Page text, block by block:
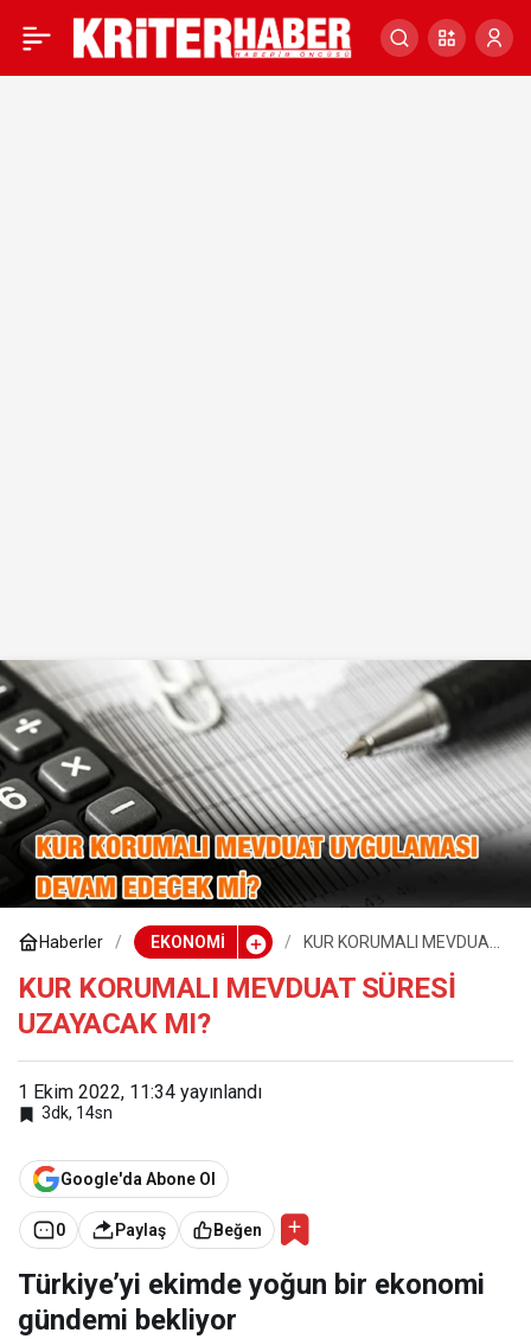
Haberler EKONOMİ
KUR KORUMALI MEVDUAT
KUR KORUMALI MEVDUAT SÜRESİ
UZAYACAK MI?
1 Ekim 2022, 11:34 yayınlandı
3dk, 14sn
Google'da Abone Ol
0 Paylaş Beğen
Türkiye’yi ekimde yoğun bir ekonomi
gündemi bekliyor
KUR KORUMALI MEVDUAT 0